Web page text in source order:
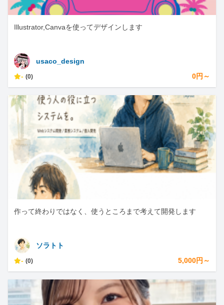
Illustrator,Canvaを使ってデザインします
usaco_design
- (0) 0円～
作って終わりではなく、使うところまで考えて開発します
ソラトト
- (0) 5,000円～